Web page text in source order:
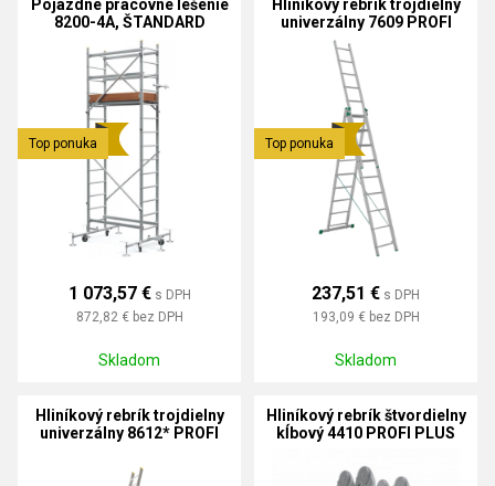
Pojazdné pracovné lešenie
8200-4A, ŠTANDARD
Top ponuka
1 073,57 € s DPH
872,82 € bez DPH
Skladom
Hliníkový rebrík trojdielny
univerzálny 7609 PROFI
Top ponuka
237,51 € s DPH
193,09 € bez DPH
Skladom
Hliníkový rebrík trojdielny
univerzálny 8612* PROFI
Hliníkový rebrík štvordielny
kĺbový 4410 PROFI PLUS